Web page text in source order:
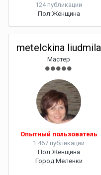
124 публикации
Пол:Женщина
metelckina liudmila
Мастер
Опытный пользователь
1 467 публикаций
Пол:Женщина
Город:Меленки